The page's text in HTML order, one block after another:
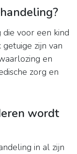
voor een kind
zijn van
en
zorg en
wordt
in al zijn